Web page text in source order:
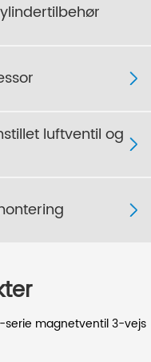

luftventil og 

serie magnetventil 3-vejs